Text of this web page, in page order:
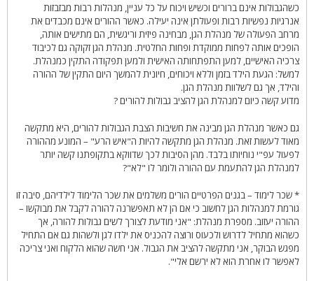
כשהגבולות אינם ברורים וכשיש ויכוח על כל עניין, מנהלות רבות מבזבזות
אנרגיות נפשיות רבות ופעולתן אינה יעילה. כאשר ההורים אינם מכבדים את
מרחב הפעולה של מנהלת הגן, מבחינה פיזית וריגשית, הם מתישים אותה,
הופכים אותה לפחות ממוקדת ופחות החלטית. מנהלת הגן זקוקה גם לכיבוד
צרכיה האישיים, למען התפתחותה האישית ולמען תפקודה התקין כמנהלת.
למשל: הגעת הילד בזמן וללא ויכוחים, חיונית להמשך היום התקין של ההורה
והילד, אך גם לשלוות מנהלת הגן.
מדוע קשה כיום למנהלת הגן להציב גבולות להורים ?
גם כאשר מנהלת הגן מבינה את חשיבות הצבת הגבולות להורים, היא מתקשה
מאוד לעשות זאת. מנהלת הגן מתקשה להיות ה"איש הרע" – המונע מההורה
לפעול עפ"י נוחיותו בלבד. מהן הסיבות לכך שדווקא בתקופתנו קשה יותר
למנהלת הגן להתעמת עם ההורה ולומר לו "לא"?
* שכר לימוד – בגנים הפרטיים הורים משלמים את שכר הלימוד לילדיהם, סיבה זו
גורמת למנהלות הגן לחשוב כי אם הן לא תאפשרנה להורה לקבל את מבוקשו –
ההורה יעזוב. מספרת מנהלת: "אני מודעת לצורך לשים גבולות להורה, אך
כשהוא מתחיל לדרוש ולכעוס ורוצה להכניס את ילדו לגן ולשהות גם אם התחיל
מפגש הבוקר, אני מתקשה להציב את הגבול. אני חשה שהוא הלקוח ואני צריכה
לאפשר לו אחרת הוא לא ירשם אלי".